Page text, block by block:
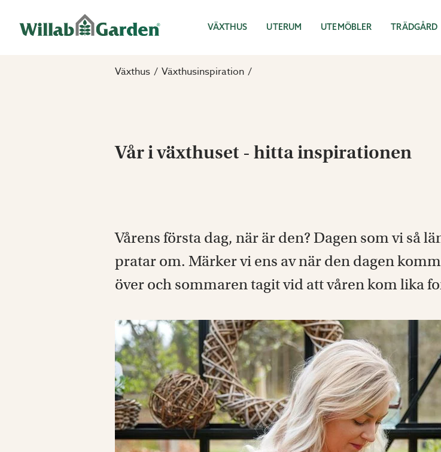
VÄXTHUS UTERUM UTEMÖBLER TRÄDGÅRD
Växthus Växthusinspiration
Vår i växthuset - hitta inspirationen
Vårens första dag, när är den? Dagen som vi så
pratar om. Märker vi ens av när den dagen
över och sommaren tagit vid att våren kom lika